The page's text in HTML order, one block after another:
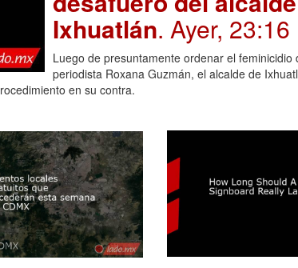
Ixhuatlán. Ayer, 23:16
Luego de presuntamente ordenar el feminicidio
periodista Roxana Guzmán, el alcalde de
en su contra.